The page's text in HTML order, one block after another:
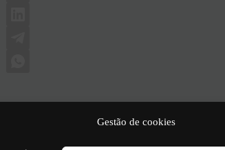
Gestão de cookies